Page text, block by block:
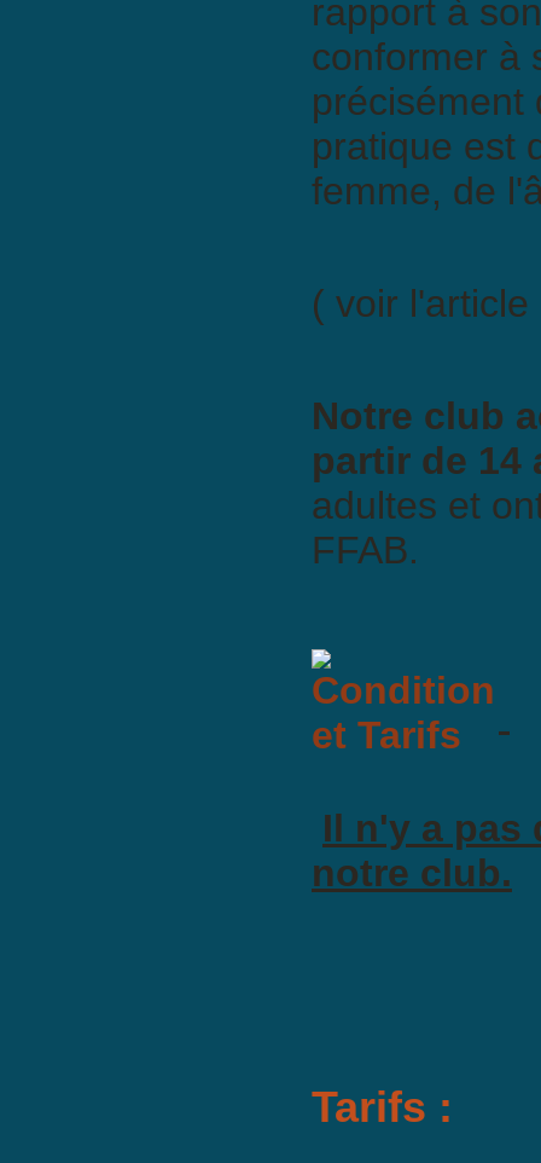
rapport à
conformer à
précisément
pratique est
femme, de
( voir
Notre club
partir de 14
adultes et
FFAB.
Il n'y a pas
notre club.
Tarifs :